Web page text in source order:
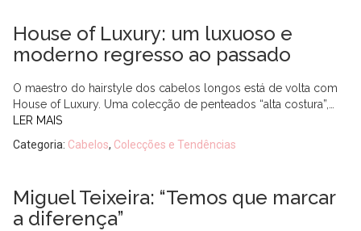
House of Luxury: um luxuoso e
moderno regresso ao passado
O maestro do hairstyle dos cabelos longos está de volta com
House of Luxury. Uma colecção de penteados “alta costura”,…
LER MAIS
Categoria: Cabelos, Colecções e Tendências
Miguel Teixeira: “Temos que marcar
a diferença”